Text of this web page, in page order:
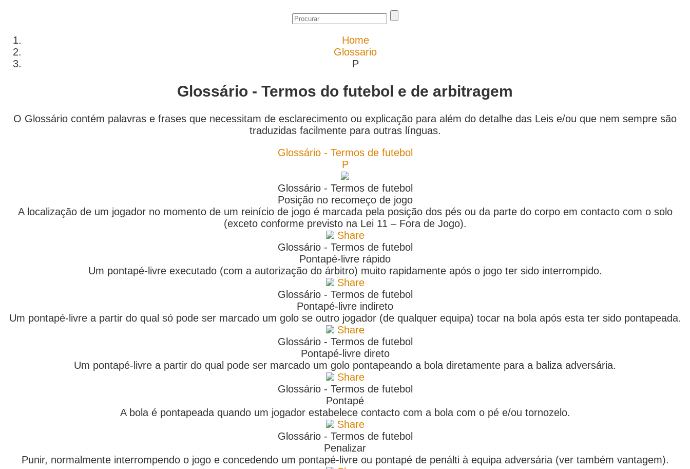
Home
Glossario
P
Glossário - Termos do futebol e de arbitragem
O Glossário contém palavras e frases que necessitam de esclarecimento ou explicação para além do detalhe das Leis e/ou que nem sempre são
traduzidas facilmente para outras línguas.
Glossário - Termos de futebol
P
Glossário - Termos de futebol
Posição no recomeço de jogo
A localização de um jogador no momento de um reinício de jogo é marcada pela posição dos pés ou da parte do corpo em contacto com o solo
(exceto conforme previsto na Lei 11 – Fora de Jogo).
Share
Glossário - Termos de futebol
Pontapé-livre rápido
Um pontapé-livre executado (com a autorização do árbitro) muito rapidamente após o jogo ter sido interrompido.
Share
Glossário - Termos de futebol
Pontapé-livre indireto
Um pontapé-livre a partir do qual só pode ser marcado um golo se outro jogador (de qualquer equipa) tocar na bola após esta ter sido pontapeada.
Share
Glossário - Termos de futebol
Pontapé-livre direto
Um pontapé-livre a partir do qual pode ser marcado um golo pontapeando a bola diretamente para a baliza adversária.
Share
Glossário - Termos de futebol
Pontapé
A bola é pontapeada quando um jogador estabelece contacto com a bola com o pé e/ou tornozelo.
Share
Glossário - Termos de futebol
Penalizar
Punir, normalmente interrompendo o jogo e concedendo um pontapé-livre ou pontapé de penálti à equipa adversária (ver também vantagem).